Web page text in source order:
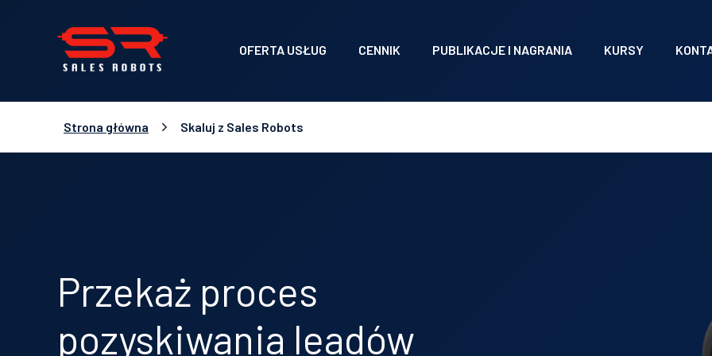
OFERTA USŁUG CENNIK PUBLIKACJE I NAGRANIA KURSY
Strona główna Skaluj z Sales Robots
Przekaż proces
pozyskiwania leadów